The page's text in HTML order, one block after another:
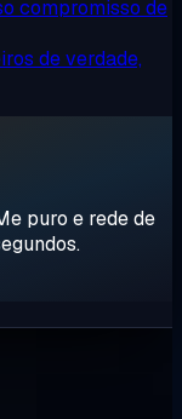
compromisso de
de verdade,
puro e rede de